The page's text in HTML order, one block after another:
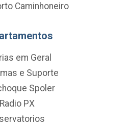
Caminhoneiro
em Geral
e Suporte
Spoler
Radio PX